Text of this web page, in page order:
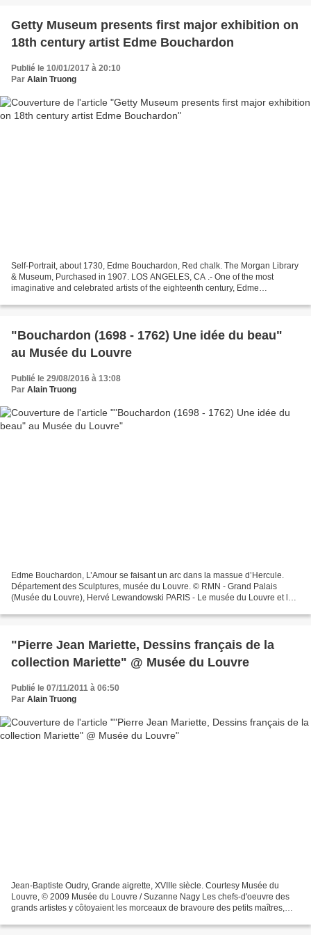
Getty Museum presents first major exhibition on
18th century artist Edme Bouchardon
Publié le 10/01/2017 à 20:10
Par Alain Truong
Self-Portrait, about 1730, Edme Bouchardon, Red chalk. The Morgan Library
& Museum, Purchased in 1907. LOS ANGELES, CA .- One of the most
imaginative and celebrated artists of the eighteenth century, Edme
"Bouchardon (1698 - 1762) Une idée du beau"
au Musée du Louvre
Publié le 29/08/2016 à 13:08
Par Alain Truong
Edme Bouchardon, L’Amour se faisant un arc dans la massue d’Hercule.
Département des Sculptures, musée du Louvre. © RMN - Grand Palais
(Musée du Louvre), Hervé Lewandowski PARIS - Le musée du Louvre et le
"Pierre Jean Mariette, Dessins français de la
collection Mariette" @ Musée du Louvre
Publié le 07/11/2011 à 06:50
Par Alain Truong
Jean-Baptiste Oudry, Grande aigrette, XVIIIe siècle. Courtesy Musée du
Louvre, © 2009 Musée du Louvre / Suzanne Nagy Les chefs-d'oeuvre des
grands artistes y côtoyaient les morceaux de bravoure des petits maîtres,